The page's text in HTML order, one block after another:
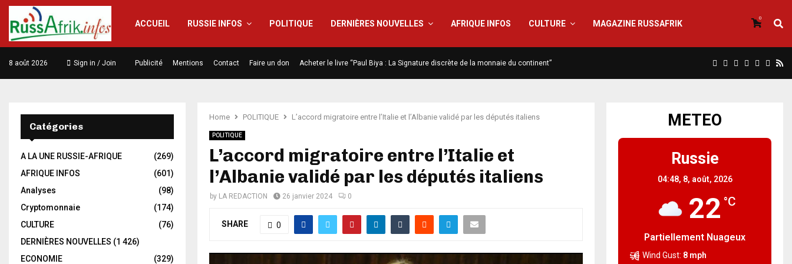
ACCUEIL RUSSIE INFOS POLITIQUE DERNIÈRES NOUVELLES AFRIQUE INFOS CULTURE MAGAZINE RUSSAFRIK
0
8 août 2026 Sign in / Join Publicité Mentions Contact Faire un don Acheter le livre “Paul Biya : La Signature discrète de la monnaie du continent”
Home POLITIQUE L’accord migratoire entre l’Italie et l’Albanie validé par les députés italiens
POLITIQUE
L’accord migratoire entre l’Italie et
l’Albanie validé par les députés italiens
by LA REDACTION 26 janvier 2024 0
SHARE 0
Catégories
A LA UNE RUSSIE-AFRIQUE
(269)
AFRIQUE INFOS
(601)
Analyses
(98)
Cryptomonnaie
(174)
CULTURE
(76)
DERNIÈRES NOUVELLES (1 426)
ECONOMIE
(329)
METEO
Russie
04:48, 8, août, 2026
22 °C
Partiellement Nuageux
Wind Gust: 8 mph